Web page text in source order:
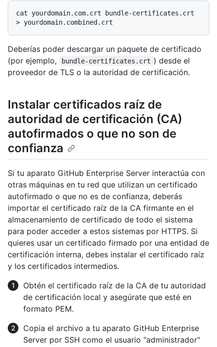
cat yourdomain.com.crt bundle-certificates.crt
Deberías poder descargar un paquete de certificado
(por ejemplo,
bundle-certificates.crt ) desde el
proveedor de TLS o la autoridad de certificación.
Instalar certificados raíz de
autoridad de certificación (CA)
autofirmados o que no son de
confianza
Si tu aparato GitHub Enterprise Server interactúa con
otras máquinas en tu red que utilizan un certificado
autofirmado o que no es de confianza, deberás
importar el certificado raíz de la CA firmante en el
almacenamiento de certificado de todo el sistema
para poder acceder a estos sistemas por HTTPS. Si
quieres usar un certificado firmado por una entidad de
certificación interna, debes instalar el certificado raíz
y los certificados intermedios.
Obtén el certificado raíz de la CA de tu autoridad
de certificación local y asegúrate que esté en
formato PEM.
Copia el archivo a tu aparato GitHub Enterprise
Server por SSH como el usuario "administrador"